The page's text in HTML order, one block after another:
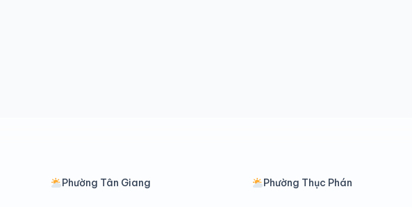
Phường Tân Giang Phường Thục Phán